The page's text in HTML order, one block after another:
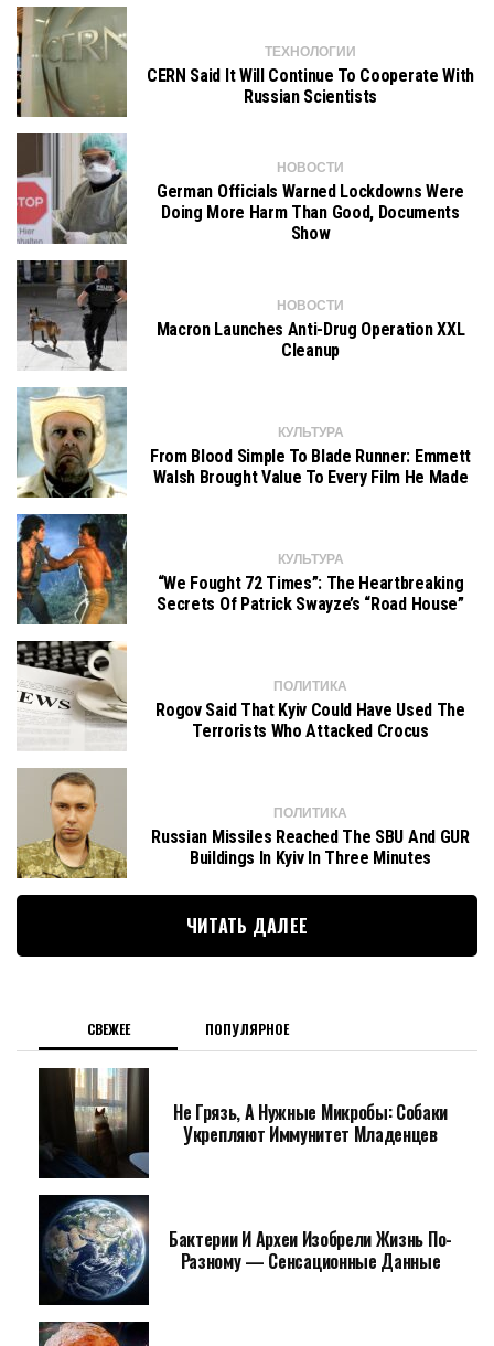
ТЕХНОЛОГИИ
CERN Said It Will Continue To Cooperate With
Russian Scientists
НОВОСТИ
German Officials Warned Lockdowns Were
Doing More Harm Than Good, Documents
Show
НОВОСТИ
Macron Launches Anti-Drug Operation XXL
Cleanup
КУЛЬТУРА
From Blood Simple To Blade Runner: Emmett
Walsh Brought Value To Every Film He Made
КУЛЬТУРА
“We Fought 72 Times”: The Heartbreaking
Secrets Of Patrick Swayze’s “Road House”
ПОЛИТИКА
Rogov Said That Kyiv Could Have Used The
Terrorists Who Attacked Crocus
ПОЛИТИКА
Russian Missiles Reached The SBU And GUR
Buildings In Kyiv In Three Minutes
ЧИТАТЬ ДАЛЕЕ
СВЕЖЕЕ ПОПУЛЯРНОЕ
Не Грязь, А Нужные Микробы: Собаки
Укрепляют Иммунитет Младенцев
Бактерии И Археи Изобрели Жизнь По-
Разному — Сенсационные Данные